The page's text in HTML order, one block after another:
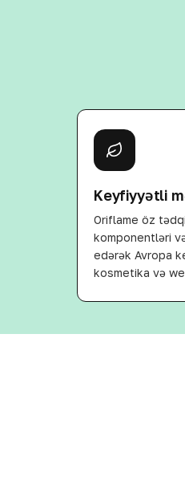
Keyfiyyətli
Oriflame öz
komponentləri
edərək Avropa
kosmetika və